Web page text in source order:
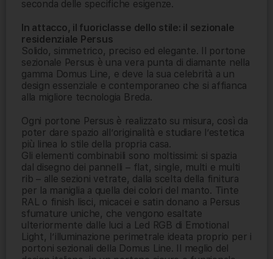
seconda delle specifiche esigenze.
In attacco, il fuoriclasse dello stile: il sezionale
residenziale Persus
Solido, simmetrico, preciso ed elegante. Il portone
sezionale Persus è una vera punta di diamante nella
gamma Domus Line, e deve la sua celebrità a un
design essenziale e contemporaneo che si affianca
alla migliore tecnologia Breda.
Ogni portone Persus è realizzato su misura, così da
poter dare spazio all’originalità e studiare l’estetica
più linea lo stile della propria casa.
Gli elementi combinabili sono moltissimi: si spazia
dal disegno dei pannelli – flat, single, multi e multi
rib – alle sezioni vetrate, dalla scelta della finitura
per la maniglia a quella dei colori del manto. Tinte
RAL o finish lisci, micacei e satin donano a Persus
sfumature uniche, che vengono esaltate
ulteriormente dalle luci a Led RGB di Emotional
Light, l’illuminazione perimetrale ideata proprio per i
portoni sezionali della Domus Line. Il meglio del